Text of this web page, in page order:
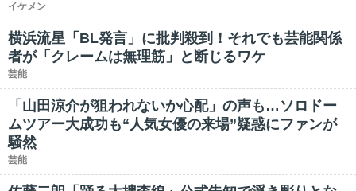
イケメン
横浜流星「BL発言」に批判殺到！それでも芸能関係
者が「クレームは無理筋」と断じるワケ
芸能
「山田涼介が狙われないか心配」の声も…ソロドー
ムツアー大成功も“人気女優の来場”疑惑にファンが
騒然
芸能